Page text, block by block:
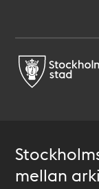
mellan